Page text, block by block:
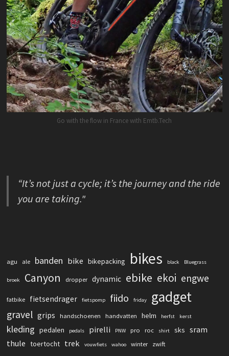
Go with the flow in France with Emtb.Tech
“It’s not just a cycle; it’s the journey and the ride
you are taking."
agu ale banden bike bikepacking bikes black Bluegrass
broek Canyon dropper dynamic ebike ekoi engwe
fatbike fietsendrager fietspomp fiido friday gadget
gravel grips handschoenen handvatten helm herfst kerst
kleding pedalen pedals pirelli PNW pro roc shirt sks sram
thule toertocht trek vouwfiets wahoo winter zwift